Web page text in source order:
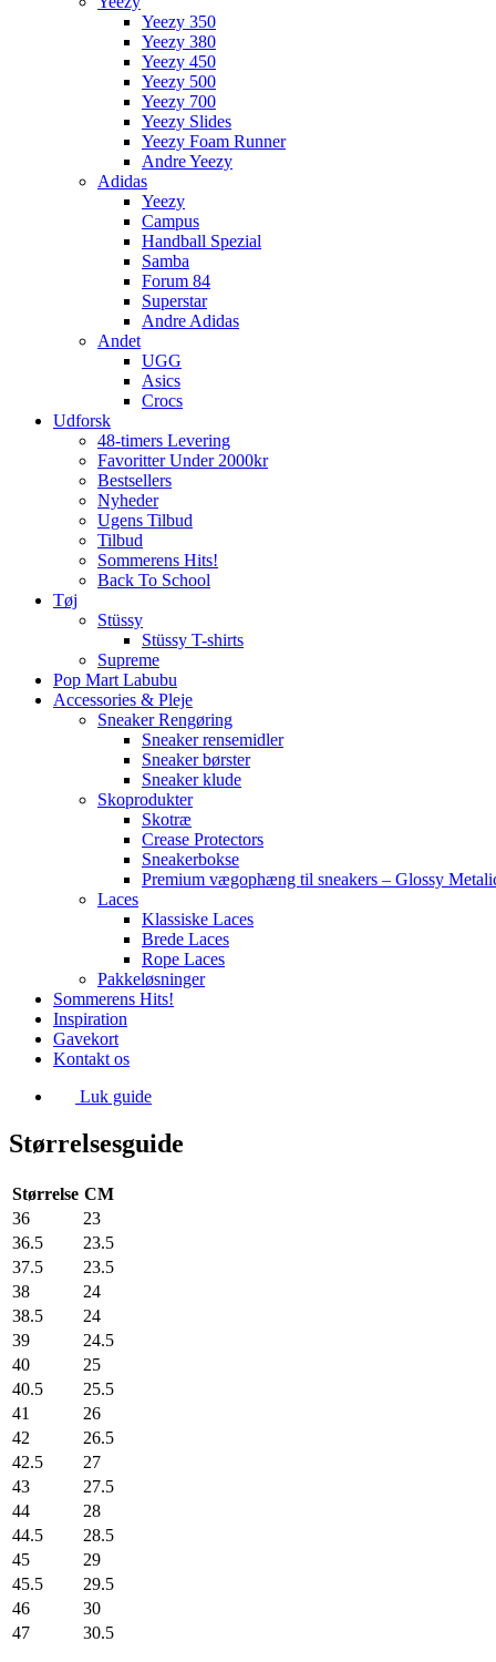
Yeezy 350
Yeezy 380
Yeezy 450
Yeezy 500
Yeezy 700
Yeezy Slides
Yeezy Foam Runner
Andre Yeezy
Adidas
Yeezy
Campus
Handball Spezial
Samba
Forum 84
Superstar
Andre Adidas
Andet
UGG
Asics
Crocs
Udforsk
48-timers Levering
Favoritter Under 2000kr
Bestsellers
Nyheder
Ugens Tilbud
Tilbud
Sommerens Hits!
Back To School
Tøj
Stüssy
Stüssy T-shirts
Supreme
Pop Mart Labubu
Accessories & Pleje
Sneaker Rengøring
Sneaker rensemidler
Sneaker børster
Sneaker klude
Skoprodukter
Skotræ
Crease Protectors
Sneakerbokse
Premium vægophæng til sneakers – Glossy
Laces
Klassiske Laces
Brede Laces
Rope Laces
Pakkeløsninger
Sommerens Hits!
Inspiration
Gavekort
Kontakt os
Luk guide
Størrelsesguide
Størrelse CM
36
23
36.5
23.5
37.5
23.5
38
24
38.5
24
39
24.5
40
25
40.5
25.5
41
26
42
26.5
42.5
27
43
27.5
44
28
44.5
28.5
45
29
45.5
29.5
46
30
47
30.5